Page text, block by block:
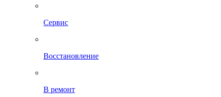
Сервис
Восстановление
В ремонт